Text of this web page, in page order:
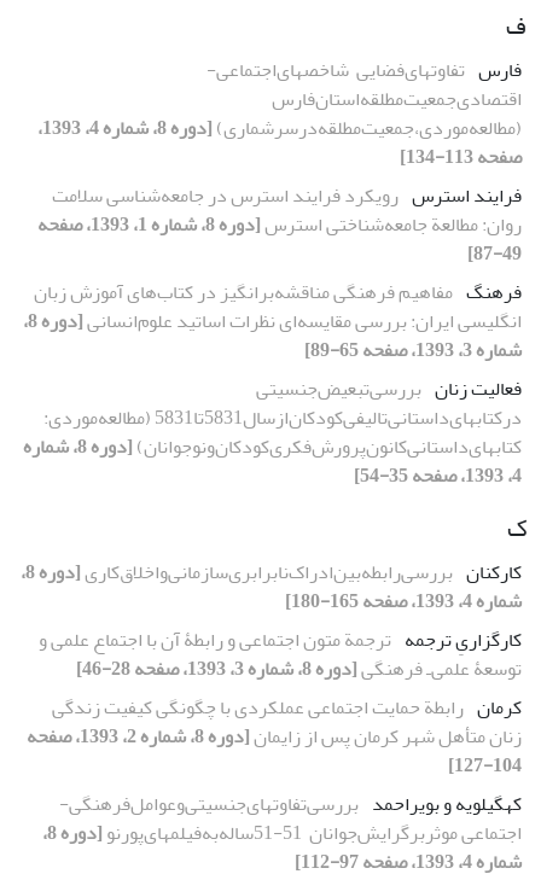
ف
فارس تفاوتهای‌فضایی‌ ‌ شاخصهای‌اجتماعی-
اقتصادی‌جمعیت‌مطلقه‌استان‌فارس‌‌
(مطالعه‌موردی،‌جمعیت‌مطلقه‌در‌سرشماری‌‌)
[دوره 8، شماره 4، 1393،
صفحه 113-134]
فرایند استرس رویکرد فرایند استرس در جامعه‌شناسی سلامت
روان: مطالعة جامعه‌شناختی استرس
[دوره 8، شماره 1، 1393، صفحه
49-87]
فرهنگ مفاهیم فرهنگی مناقشه‌برانگیز در کتاب‌های آموزش زبان
انگلیسی ایران: بررسی مقایسه‌ای نظرات اساتید علوم‌انسانی
[دوره 8،
شماره 3، 1393، صفحه 65-89]
فعالیت زنان بررسی‌تبعیض‌جنسیتی‌ ‌
در‌کتابهای‌داستانی‌تالیفی‌کودکان‌از‌سال‌‌5831تا‌‌5831 (مطالعه‌موردی‌: ‌
کتابهای‌داستانی‌کانون‌پرورش‌فکری‌کودکان‌و‌نوجوانان)
[دوره 8، شماره
4، 1393، صفحه 35-54]
ک
کارکنان‌ بررسی‌رابطه‌بین‌ادراک‌نابرابری‌سازمانی‌و‌اخلاق‌کاری
[دوره 8،
شماره 4، 1393، صفحه 165-180]
کارگزاریِ ترجمه ترجمة متون اجتماعی و رابطۀ آن با اجتماع علمی و
توسعۀ علمی‌ـ فرهنگی[دوره 8، شماره 3، 1393، صفحه 28-46]
کرمان رابطة حمایت اجتماعی عملکردی با چگونگی کیفیت زندگی
زنان متأهل شهر کرمان پس از زایمان
[دوره 8، شماره 2، 1393، صفحه
104-127]
کهگیلویه و بویراحمد بررسی‌تفاوتهای‌جنسیتی‌و‌عوامل‌فرهنگی-
اجتماعی‌ موثر‌بر‌گرایش‌جوانان‌ ‌ ‌51-51ساله‌به‌فیلمهای‌پورنو
[دوره 8،
شماره 4، 1393، صفحه 97-112]